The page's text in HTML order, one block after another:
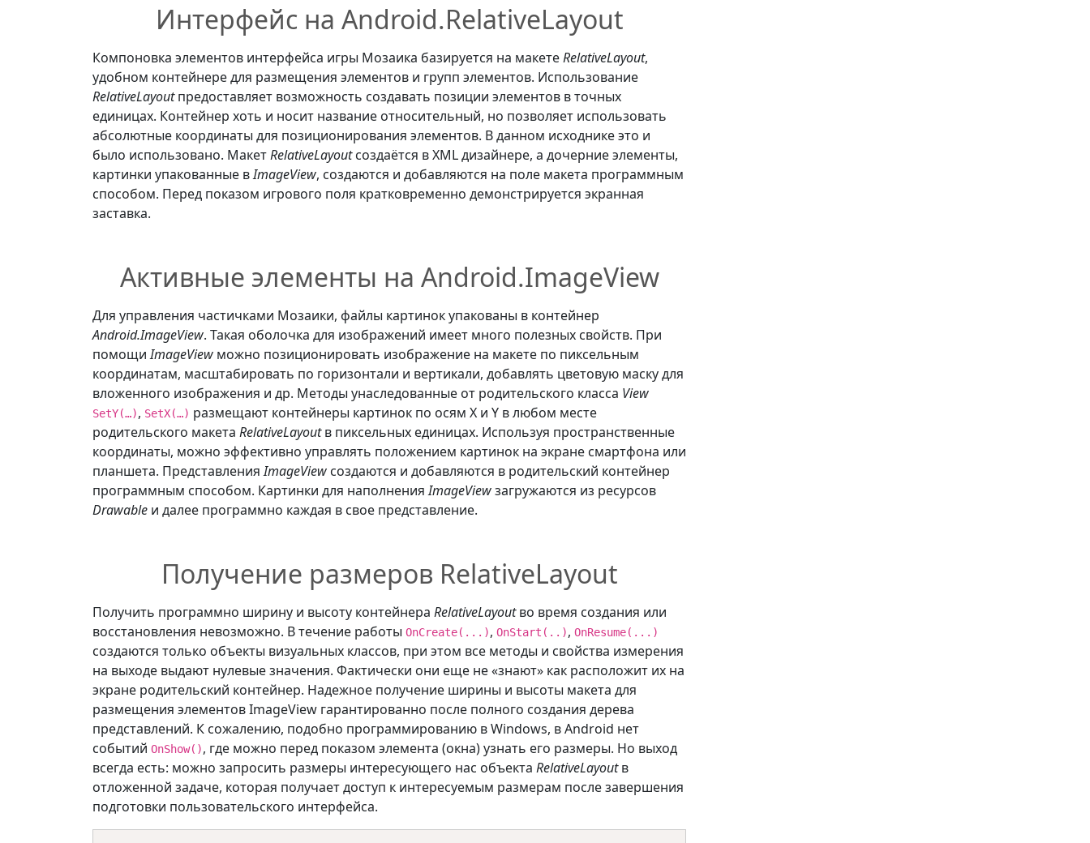
Интерфейс на Android.RelativeLayout
Компоновка элементов интерфейса игры Мозаика базируется на макетеRelativeLayout,
удобном контейнере для размещения элементов и групп элементов. Использование
RelativeLayoutпредоставляет возможность создавать позиции элементов в точных
единицах. Контейнер хоть и носит название относительный, но позволяет использовать
абсолютные координаты для позиционирования элементов. В данном исходнике это и
было использовано. МакетRelativeLayoutсоздаётся в XML дизайнере, а дочерние элементы,
картинки упакованные вImageView, создаются и добавляются на поле макета программным
способом. Перед показом игрового поля кратковременно демонстрируется экранная
заставка.
Активные элементы на Android.ImageView
Для управления частичками Мозаики, файлы картинок упакованы в контейнер
Android.ImageView. Такая оболочка для изображений имеет много полезных свойств. При
помощиImageView можно позиционировать изображение на макете по пиксельным
координатам, масштабировать по горизонтали и вертикали, добавлять цветовую маску для
вложенного изображения и др. Методы унаследованные от родительского класса View
SetY(…), SetX(…) размещают контейнеры картинок по осям X и Y в любом месте
родительского макета RelativeLayoutв пиксельных единицах. Используя пространственные
координаты, можно эффективно управлять положением картинок на экране смартфона или
планшета. ПредставленияImageView создаются и добавляются в родительский контейнер
программным способом. Картинки для наполненияImageViewзагружаются из ресурсов
Drawable и далее программно каждая в свое представление.
Получение размеров RelativeLayout
Получить программно ширину и высоту контейнера RelativeLayoutво время создания или
восстановления невозможно. В течение работы OnCreate(...), OnStart(..), OnResume(...)
создаются только объекты визуальных классов, при этом все методы и свойства измерения
на выходе выдают нулевые значения. Фактически они еще не «знают» как расположит их на
экране родительский контейнер. Надежное получение ширины и высоты макета для
размещения элементов ImageView гарантированно после полного создания дерева
представлений. К сожалению, подобно программированию в Windows, в Android нет
событий OnShow(), где можно перед показом элемента (окна) узнать его размеры. Но выход
всегда есть: можно запросить размеры интересующего нас объекта RelativeLayoutв
отложенной задаче, которая получает доступ к интересуемым размерам после завершения
подготовки пользовательского интерфейса.